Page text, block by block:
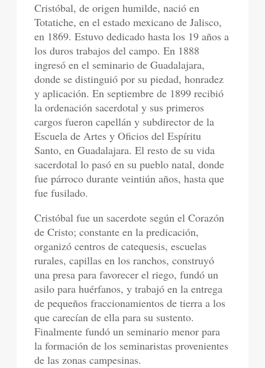
Cristóbal, de origen humilde, nació en
Totatiche, en el estado mexicano de Jalisco,
en 1869. Estuvo dedicado hasta los 19 años a
los duros trabajos del campo. En 1888
ingresó en el seminario de Guadalajara,
donde se distinguió por su piedad, honradez
y aplicación. En septiembre de 1899 recibió
la ordenación sacerdotal y sus primeros
cargos fueron capellán y subdirector de la
Escuela de Artes y Oficios del Espíritu
Santo, en Guadalajara. El resto de su vida
sacerdotal lo pasó en su pueblo natal, donde
fue párroco durante veintiún años, hasta que
fue fusilado.
Cristóbal fue un sacerdote según el Corazón
de Cristo; constante en la predicación,
organizó centros de catequesis, escuelas
rurales, capillas en los ranchos, construyó
una presa para favorecer el riego, fundó un
asilo para huérfanos, y trabajó en la entrega
de pequeños fraccionamientos de tierra a los
que carecían de ella para su sustento.
Finalmente fundó un seminario menor para
la formación de los seminaristas provenientes
de las zonas campesinas.